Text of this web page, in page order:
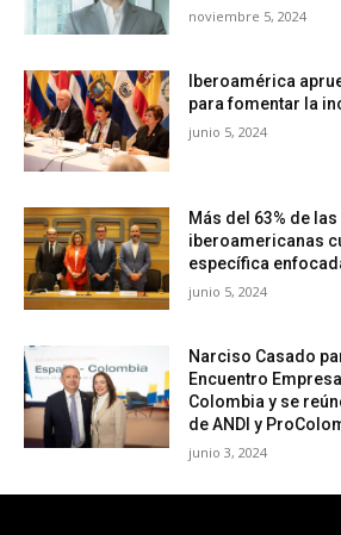
noviembre 5, 2024
Iberoamérica
para fomentar la
junio 5, 2024
Más del 63% de
iberoamericanas
específica
junio 5, 2024
Narciso Casado
Encuentro
Colombia y se
de ANDI y
junio 3, 2024